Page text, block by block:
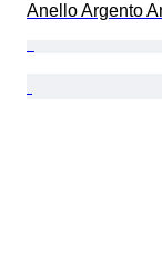
Anello Argento